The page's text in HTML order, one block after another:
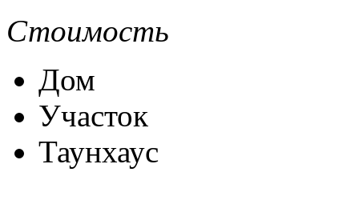
Стоимость
Дом
Участок
Таунхаус